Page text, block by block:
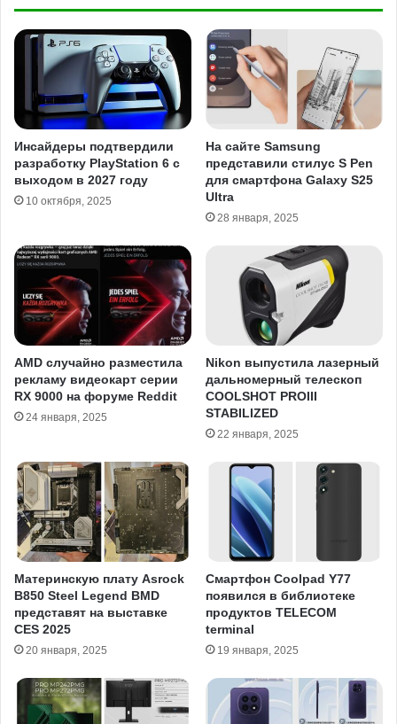
Инсайдеры подтвердили
разработку PlayStation 6 с
выходом в 2027 году
10 октября, 2025
На сайте Samsung
представили стилус S Pen
для смартфона Galaxy S25
Ultra
28 января, 2025
AMD случайно разместила
рекламу видеокарт серии
RX 9000 на форуме Reddit
24 января, 2025
Nikon выпустила лазерный
дальномерный телескоп
COOLSHOT PROIII
STABILIZED
22 января, 2025
Материнскую плату Asrock
B850 Steel Legend BMD
представят на выставке
CES 2025
20 января, 2025
Смартфон Coolpad Y77
появился в библиотеке
продуктов TELECOM
terminal
19 января, 2025